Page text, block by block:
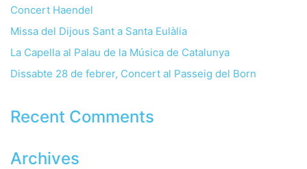
Concert Haendel
Missa del Dijous Sant a Santa Eulàlia
La Capella al Palau de la Música de Catalunya
Dissabte 28 de febrer, Concert al Passeig del Born
Recent Comments
Archives